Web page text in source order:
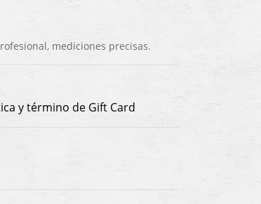
mediciones precisas.
y término de Gift Card